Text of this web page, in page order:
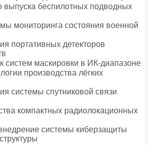
выпуска беспилотных подводных
мониторинга состояния военной
портативных детекторов
маскировки в ИК-диапазоне
производства лёгких
системы спутниковой связи
компактных радиолокационных
системы киберзащиты